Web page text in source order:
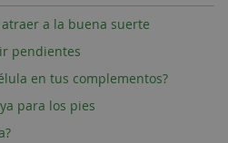
a la buena suerte
pendientes
en tus complementos?
para los pies